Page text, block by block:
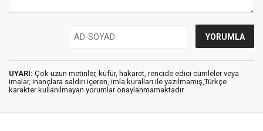
UYARI: Çok uzun metinler, küfür, hakaret, rencide edici cümleler veya
imalar, inançlara saldırı içeren, imla kuralları ile yazılmamış,Türkçe
karakter kullanılmayan yorumlar onaylanmamaktadır.